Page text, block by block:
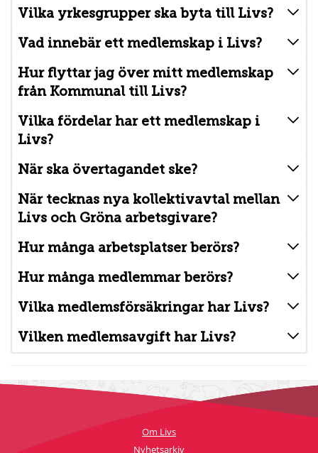
Vilka yrkesgrupper ska byta till Livs?
Vad innebär ett medlemskap i Livs?
Hur flyttar jag över mitt medlemskap
från Kommunal till Livs?
Vilka fördelar har ett medlemskap i
Livs?
När ska övertagandet ske?
När tecknas nya kollektivavtal mellan
Livs och Gröna arbetsgivare?
Hur många arbetsplatser berörs?
Hur många medlemmar berörs?
Vilka medlemsförsäkringar har Livs?
Vilken medlemsavgift har Livs?
Om Livs
Nyhetsarkiv